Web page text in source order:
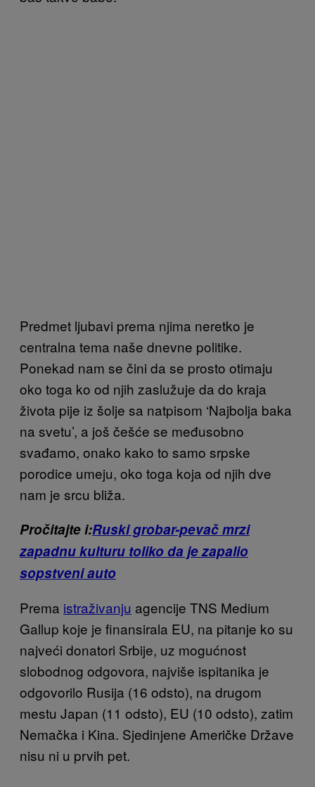
Predmet ljubavi prema njima neretko je
centralna tema naše dnevne politike.
Ponekad nam se čini da se prosto otimaju
oko toga ko od njih zaslužuje da do kraja
života pije iz šolje sa natpisom ‘Najbolja baka
na svetu’, a još češće se međusobno
svađamo, onako kako to samo srpske
porodice umeju, oko toga koja od njih dve
nam je srcu bliža.
Pročitajte i:Ruski grobar-pevač mrzi
zapadnu kulturu toliko da je zapalio
sopstveni auto
Prema istraživanju agencije TNS Medium
Gallup koje je finansirala EU, na pitanje ko su
najveći donatori Srbije, uz mogućnost
slobodnog odgovora, najviše ispitanika je
odgovorilo Rusija (16 odsto), na drugom
mestu Japan (11 odsto), EU (10 odsto), zatim
Nemačka i Kina. Sjedinjene Američke Države
nisu ni u prvih pet.